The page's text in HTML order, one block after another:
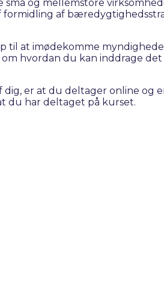
og mellemstore
af
til at imødekomme
hvordan du kan inddrage det
er at du deltager online og
du har deltaget på kurset.